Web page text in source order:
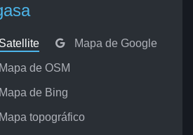
Satellite Mapa de Google
Mapa de OSM
Mapa de Bing
Mapa topográfico